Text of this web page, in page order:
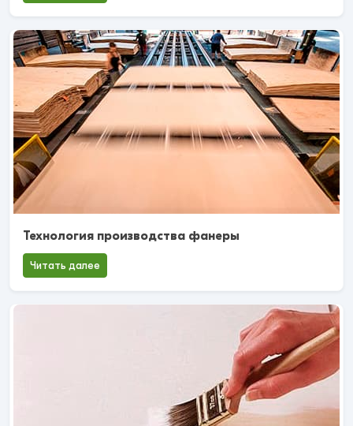
Технология производства фанеры
Читать далее